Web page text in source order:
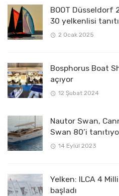
BOOT Düsseldorf
30 yelkenlisi
2 Ocak 2025
Bosphorus Boat
açıyor
12 Şubat 2024
Nautor Swan,
Swan 80’i
14 Eylül 2023
Yelken: ILCA 4
başladı